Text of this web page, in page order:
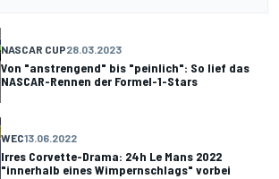
NASCAR CUP28.03.2023
Von "anstrengend" bis "peinlich": So lief das
NASCAR-Rennen der Formel-1-Stars
WEC13.06.2022
Irres Corvette-Drama: 24h Le Mans 2022
"innerhalb eines Wimpernschlags" vorbei